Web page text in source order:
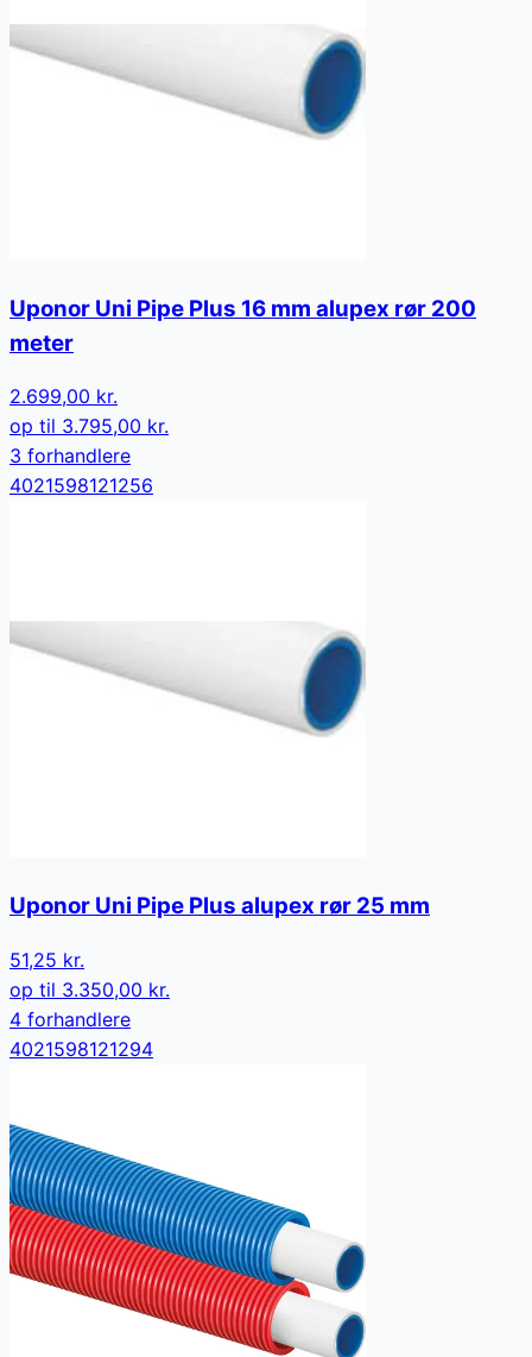
Uponor Uni Pipe Plus 16 mm alupex rør 200
meter
2.699,00 kr.
op til 3.795,00 kr.
3 forhandlere
4021598121256
Uponor Uni Pipe Plus alupex rør 25 mm
51,25 kr.
op til 3.350,00 kr.
4 forhandlere
4021598121294